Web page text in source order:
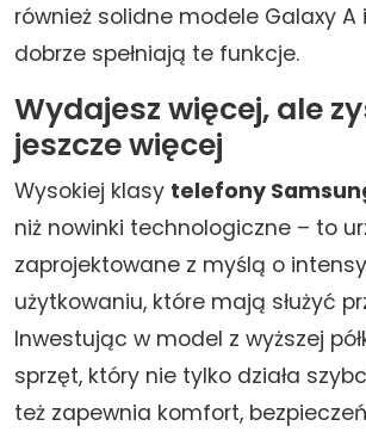
również solidne modele Galaxy A
dobrze spełniają te funkcje.
Wydajesz więcej, ale
jeszcze więcej
Wysokiej klasy telefony
niż nowinki technologiczne – to
zaprojektowane z myślą o
użytkowaniu, które mają służyć
Inwestując w model z wyższej
sprzęt, który nie tylko działa
też zapewnia komfort,